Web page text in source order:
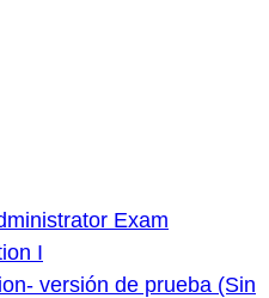
Exam
I
versión de prueba (Sin